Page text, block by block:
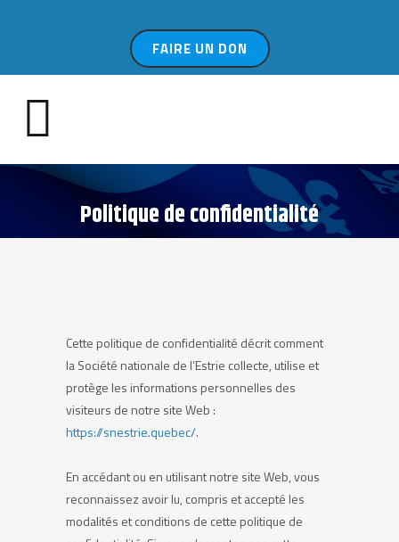
FAIRE UN DON
Politique de confidentialité
Cette politique de confidentialité décrit comment
la Société nationale de l’Estrie collecte, utilise et
protège les informations personnelles des
visiteurs de notre site Web :
https://snestrie.quebec/.
En accédant ou en utilisant notre site Web, vous
reconnaissez avoir lu, compris et accepté les
modalités et conditions de cette politique de